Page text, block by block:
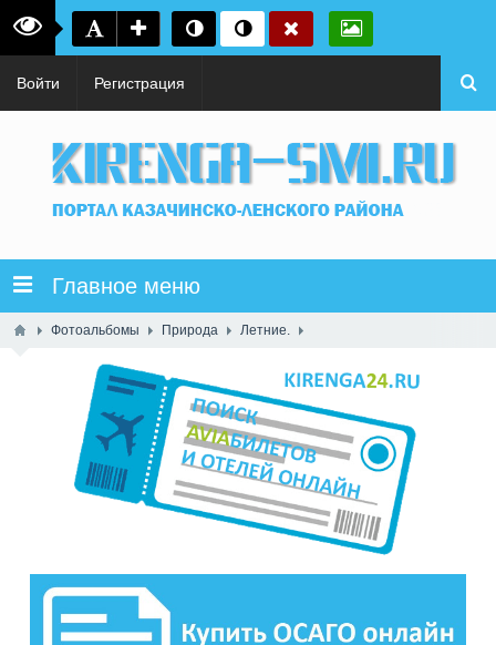
Войти Регистрация
Главное меню
Фотоальбомы Природа Летние.